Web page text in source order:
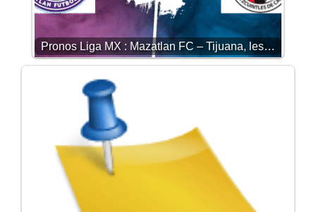
Pronos Liga MX : Mazatlan FC – Tijuana, les…